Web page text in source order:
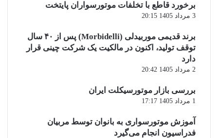
برخورد قاطع با تخلفات موتورسواران پایتخت
3 مرداد 1405 20:15
برند قدیمی موربیدلی (Morbidelli) پس از ۴۰ سال
توقف تولید، اکنون در مالکیت یک شرکت چینی قرار
دارد
2 مرداد 1405 20:42
بررسی بازار موتورسیکلت ایران
1 مرداد 1405 17:17
آموزش موتورسواری به بانوان توسط مربیان
فدراسیون انجام می‌گیرد